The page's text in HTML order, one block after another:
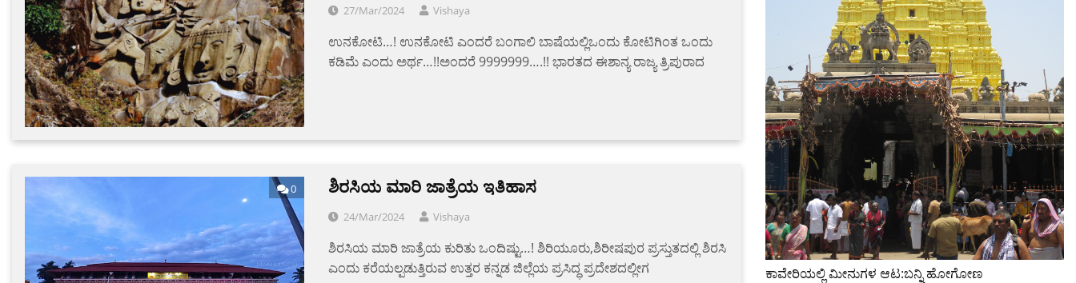
27/Mar/2024 Vishaya
ಉನಕೋಟಿ…! ಉನಕೋಟಿ ಎಂದರೆ ಬಂಗಾಲಿ ಬಾಷೆಯಲ್ಲಿಒಂದು ಕೋಟಿಗಿಂತ ಒಂದು
ಕಡಿಮೆ ಎಂದು ಅರ್ಥ…!!ಅಂದರೆ 9999999….!! ಭಾರತದ ಈಶಾನ್ಯ ರಾಜ್ಯ ತ್ರಿಪುರಾದ
0 ಶಿರಸಿಯ ಮಾರಿ ಜಾತ್ರೆಯ ಇತಿಹಾಸ
24/Mar/2024 Vishaya
ಶಿರಸಿಯ ಮಾರಿ ಜಾತ್ರೆಯ ಕುರಿತು ಒಂದಿಷ್ಟು…! ಶಿರಿಯೂರು,ಶಿರೀಷಪುರ ಪ್ರಸ್ತುತದಲ್ಲಿ ಶಿರಸಿ
ಎಂದು ಕರೆಯಲ್ಪಡುತ್ತಿರುವ ಉತ್ತರ ಕನ್ನಡ ಜಿಲ್ಲೆಯ ಪ್ರಸಿದ್ಧ ಪ್ರದೇಶದಲ್ಲೀಗ
ಕಾವೇರಿಯಲ್ಲಿ ಮೀನುಗಳ ಆಟ:ಬನ್ನಿ ಹೋಗೋಣ